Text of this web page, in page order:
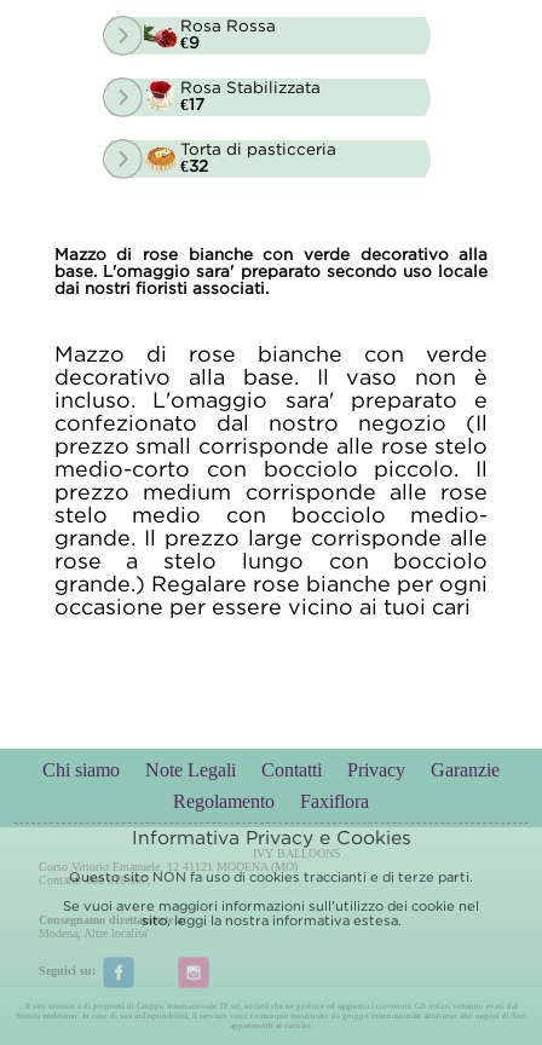
Rosa Rossa
€9
Rosa Stabilizzata
€17
Torta di pasticceria
€32
Mazzo di rose bianche con verde decorativo alla
base. L'omaggio sara' preparato secondo uso locale
dai nostri fioristi associati.
Mazzo di rose bianche con verde
decorativo alla base. Il vaso non è
incluso. L'omaggio sara' preparato e
confezionato dal nostro negozio (Il
prezzo small corrisponde alle rose stelo
medio-corto con bocciolo piccolo. Il
prezzo medium corrisponde alle rose
stelo medio con bocciolo medio-
grande. Il prezzo large corrisponde alle
rose a stelo lungo con bocciolo
grande.) Regalare rose bianche per ogni
occasione per essere vicino ai tuoi cari
Chi siamo Note Legali Contatti Privacy
Garanzie
Regolamento
Faxiflora
IVY BALLOONS
Corso Vittorio Emanuele, 12 41121 MODENA (MO)
Contatti: 800 618 667,
Consegnamo direttamente a:
Modena Altre localita'
Seguici su:
Il sito internet è di proprietà di Gruppo Internazionale TF srl, società che ne gestisce ed aggiorna i contenuti. Gli ordini verranno evasi dal
fiorista medesimo. In caso di sua indisponibilità, il servizio verra' comunque asssicurato da gruppo internazionale attraverso altri negozi di fiori
appartenenti al circuito.
Informativa Privacy e Cookies
Questo sito NON fa uso di cookies traccianti e di terze parti.
Se vuoi avere maggiori informazioni sull'utilizzo dei cookie nel
sito, leggi la nostra informativa estesa.